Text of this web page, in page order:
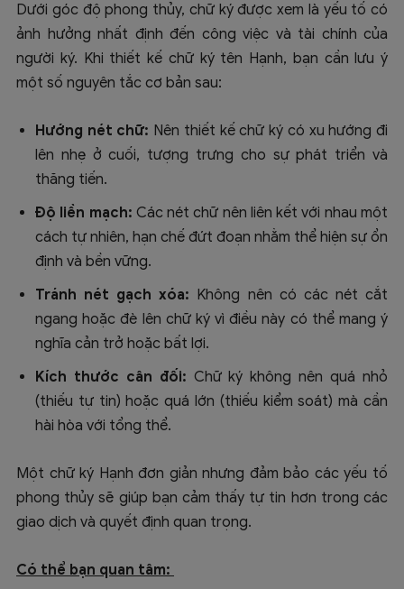
Dưới góc độ phong thủy, chữ ký được xem là yếu tố có
ảnh hưởng nhất định đến công việc và tài chính của
người ký. Khi thiết kế chữ ký tên Hạnh, bạn cần lưu ý
một số nguyên tắc cơ bản sau:
Hướng nét chữ: Nên thiết kế chữ ký có xu hướng đi
lên nhẹ ở cuối, tượng trưng cho sự phát triển và
thăng tiến.
Độ liền mạch: Các nét chữ nên liên kết với nhau một
cách tự nhiên, hạn chế đứt đoạn nhằm thể hiện sự ổn
định và bền vững.
Tránh nét gạch xóa: Không nên có các nét cắt
ngang hoặc đè lên chữ ký vì điều này có thể mang ý
nghĩa cản trở hoặc bất lợi.
Kích thước cân đối: Chữ ký không nên quá nhỏ
(thiếu tự tin) hoặc quá lớn (thiếu kiểm soát) mà cần
hài hòa với tổng thể.
Một chữ ký Hạnh đơn giản nhưng đảm bảo các yếu tố
phong thủy sẽ giúp bạn cảm thấy tự tin hơn trong các
giao dịch và quyết định quan trọng.
Có thể bạn quan tâm: